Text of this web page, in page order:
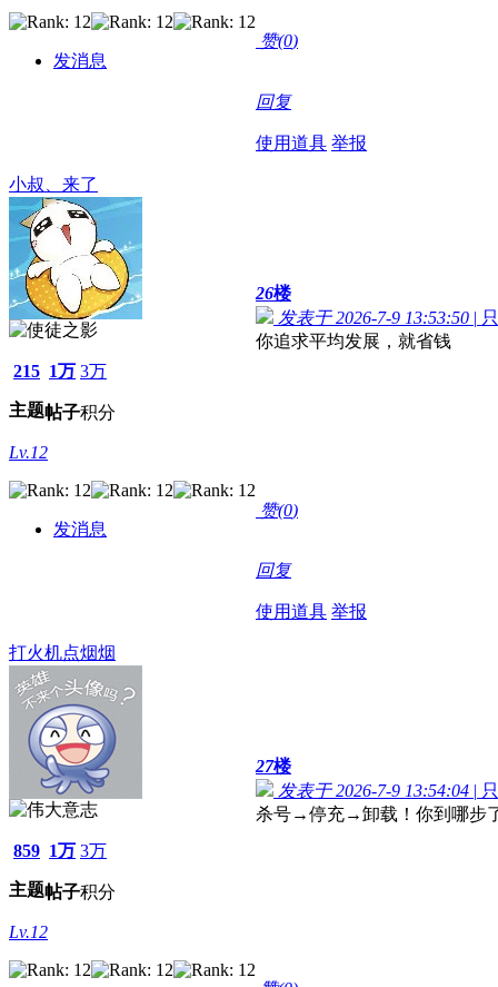
发消息
赞(0)
回复
使用道具 举报
小叔、来了
215
主题
1万
帖子
3万
积分
Lv.12
发消息
26楼
发表于 2026-7-9 13:53:50 |
你追求平均发展，就省钱
赞(0)
回复
使用道具 举报
打火机点烟烟
859
主题
1万
帖子
3万
积分
Lv.12
27楼
发表于 2026-7-9 13:54:04 |
杀号→停充→卸载！你到哪步